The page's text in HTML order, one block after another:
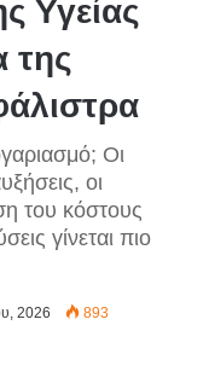
Υγείας
της
Οι
οι
του κόστους
γίνεται πιο
2026 893